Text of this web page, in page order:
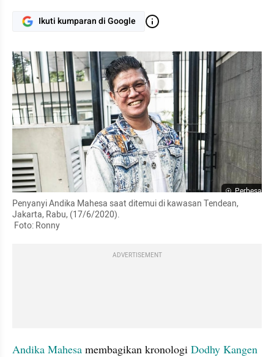
Ikuti kumparan di Google
Perbesar
Penyanyi Andika Mahesa saat ditemui di kawasan Tendean,
Jakarta, Rabu, (17/6/2020).
Foto: Ronny
ADVERTISEMENT
Andika Mahesa membagikan kronologi Dodhy Kangen